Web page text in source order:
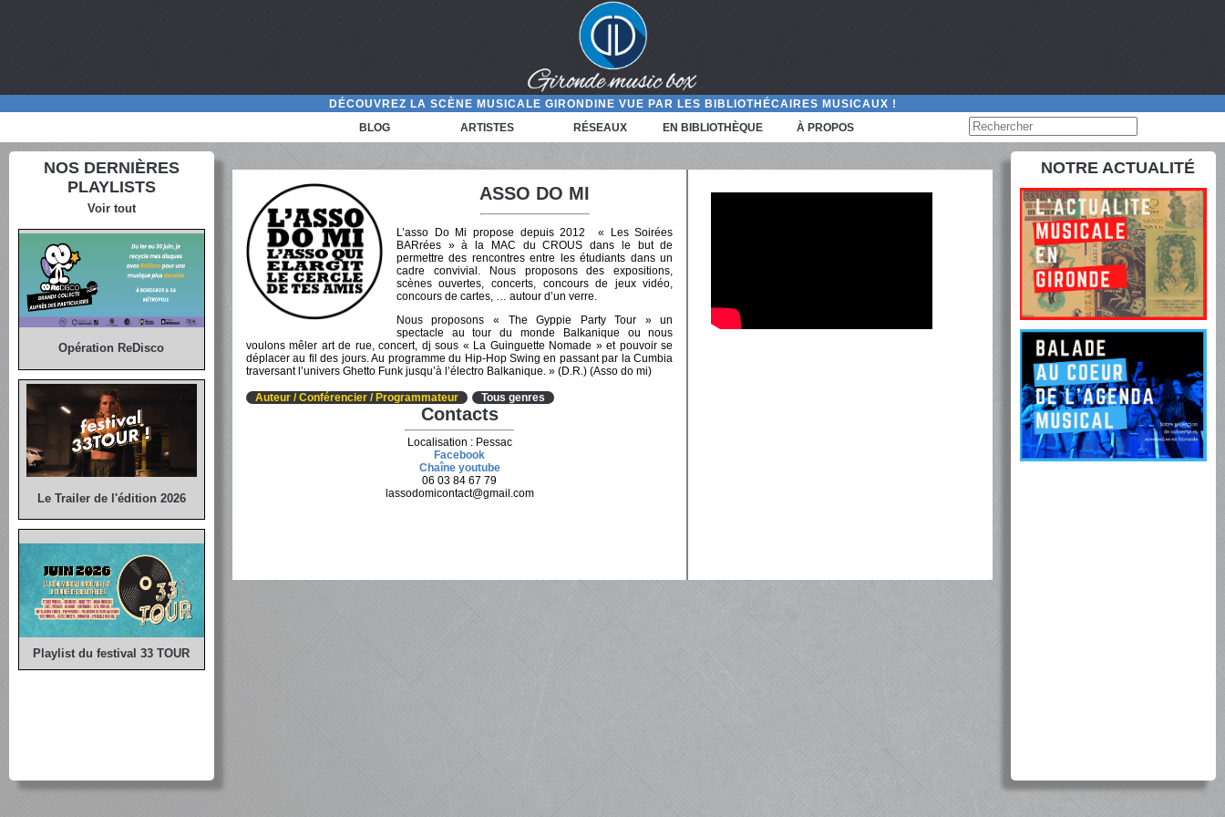
DÉCOUVREZ LA SCÈNE MUSICALE GIRONDINE VUE PAR LES BIBLIOTHÉCAIRES MUSICAUX !
BLOG
ARTISTES RÉSEAUX EN BIBLIOTHÈQUE À PROPOS
NOS DERNIÈRES
PLAYLISTS
Voir tout
Opération ReDisco
Le Trailer de l'édition 2026
Playlist du festival 33 TOUR
ASSO DO MI
L’asso Do Mi propose depuis 2012 « Les Soirées
BARrées » à la MAC du CROUS dans le but de
permettre des rencontres entre les étudiants dans un
cadre convivial. Nous proposons des expositions,
scènes ouvertes, concerts, concours de jeux vidéo,
concours de cartes, … autour d’un verre.
Nous proposons « The Gyppie Party Tour » un
spectacle au tour du monde Balkanique ou nous
voulons mêler art de rue, concert, dj sous « La Guinguette Nomade » et pouvoir se
déplacer au fil des jours. Au programme du Hip-Hop Swing en passant par la Cumbia
traversant l’univers Ghetto Funk jusqu’à l’électro Balkanique. » (D.R.) (Asso do mi)
Auteur / Conférencier / Programmateur Tous genres
Contacts
Localisation : Pessac
Facebook
Chaîne youtube
06 03 84 67 79
lassodomicontact@gmail.com
NOTRE ACTUALITÉ